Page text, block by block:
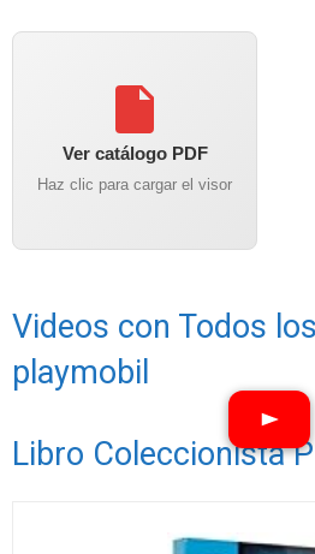
Ver catálogo PDF
Haz clic para cargar el visor
Videos con Todos
playmobil
Libro Coleccionista